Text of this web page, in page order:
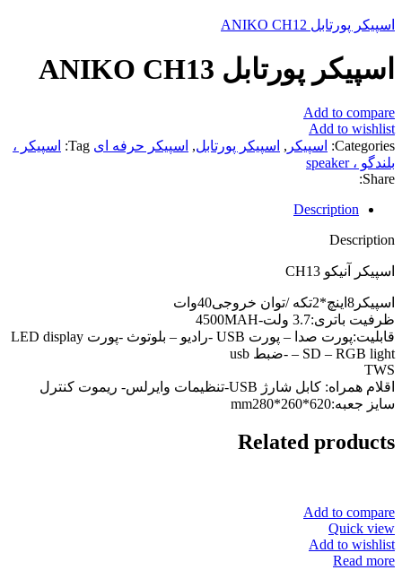
اسپیکر پورتابل ANIKO CH12
اسپیکر پورتابل ANIKO CH13
Add to compare
Add to wishlist
Categories:
اسپیکر , اسپیکر پورتابل, اسپیکر حرفه ای Tag:
اسپیکر ،
بلندگو ، speaker
Share:
Description
Description
اسپیکر آنیکو CH13
اسپیکر8اینچ*2تکه /توان خروجی40وات
ظرفیت باتری:3.7 ولت-4500MAH
قابلیت:پورت صدا – پورت USB -رادیو – بلوتوث -پورت LED display
– SD – RGB light -ضبط usb
TWS
اقلام همراه: کابل شارژ USB-تنظیمات وایرلس- ریموت کنترل
سایز جعبه:620*260*mm280
Related products
Add to compare
Quick view
Add to wishlist
Read more